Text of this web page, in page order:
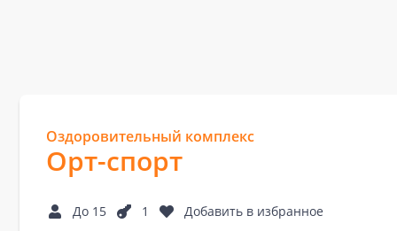
Оздоровительный комплекс
Орт-спорт
До 15 1 Добавить в избранное